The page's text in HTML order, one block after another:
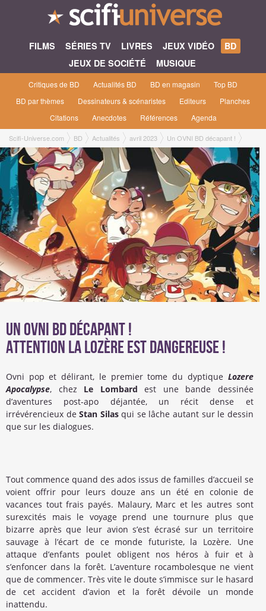
FILMS SÉRIES TV LIVRES JEUX VIDÉO
BD
JEUX DE SOCIÉTÉ
MUSIQUE
Critiques de BD Actualités BD BD en magasin
Top BD
BD par thèmes
Dessinateurs & scénaristes Editeurs
Planches
Citations
Anecdotes Références Agenda
Scifi-Universe.com BD Actualités avril 2023 Un OVNI BD décapant !
Un OVNI BD décapant !
Attention la Lozère est dangereuse !
Ovni pop et délirant, le premier tome du dyptique Lozere
Apocalypse, chez Le Lombard est une bande dessinée
d’aventures post-apo déjantée, un récit dense et
irrévérencieux deStan Silasqui se lâche autant sur le dessin
que sur les dialogues.
Tout commence quand des ados issus de familles d’accueil se
voient offrir pour leurs douze ans un été en colonie de
vacances tout frais payés. Malaury, Marc et les autres sont
surexcités mais le voyage prend une tournure plus que
bizarre après que leur avion s’est écrasé sur un territoire
sauvage à l’écart de ce monde futuriste, la Lozère. Une
attaque d’enfants poulet obligent nos héros à fuir et à
s’enfoncer dans la forêt. L’aventure rocambolesque ne vient
que de commencer. Très vite le doute s’immisce sur le hasard
de cet accident d’avion et la forêt dévoile un monde
inattendu.